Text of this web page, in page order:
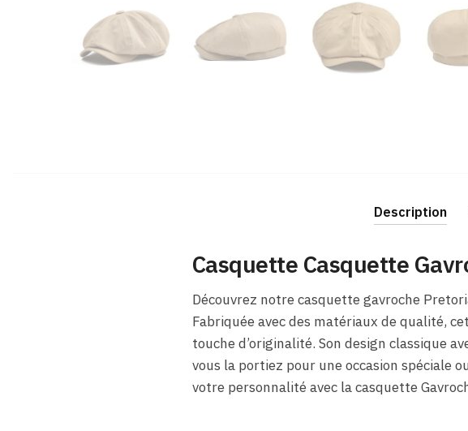
Description
Casquette Casquette
Découvrez notre casquette gavroche
Fabriquée avec des matériaux de qualité,
touche d’originalité. Son design classique
vous la portiez pour une occasion spéciale
votre personnalité avec la casquette